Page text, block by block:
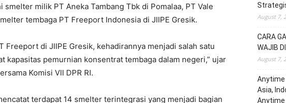
milik PT Aneka Tambang Tbk di Pomalaa, PT Vale
tembaga PT Freeport Indonesia di JIIPE Gresik.
Freeport di JIIPE Gresik, kehadirannya menjadi salah satu
kapasitas pemurnian konsentrat tembaga dalam negeri,” ujar
Komisi VII DPR RI.
terdapat 14 smelter terintegrasi yang menjadi bagian
August 7,
CARA
WAJIB
August 7,
Anytime
Asia,
Anytime